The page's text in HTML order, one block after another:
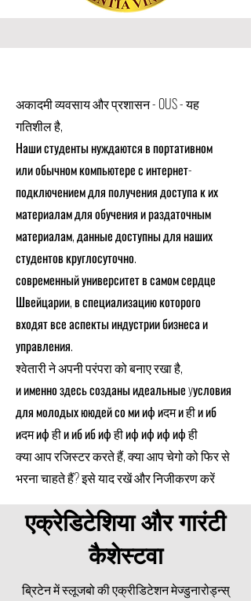
अकादमी व्यवसाय और प्रशासन - OUS - यह
गतिशील है,
Наши студенты нуждаются в портативном
или обычном компьютере с интернет-
подключением для получения доступа к их
материалам для обучения и раздаточным
материалам, данные доступны для наших
студентов круглосуточно.
современный университет в самом сердце
Швейцарии, в специализацию которого
входят все аспекты индустрии бизнеса и
управления.
श्वेतारी ने अपनी परंपरा को बनाए रखा है,
и именно здесь созданы идеальные yусловия
для молодых ююдей со ми иф иदम и ही и иб
иदम иф ही и иб иб иф ही иф иф иф иф ही
क्या आप रजिस्टर करते हैं, क्या आप चेगो को फिर से
भरना चाहते हैं? इसे याद रखें और निजीकरण करें
एक्रेडिटेशिया और गारंटी
कैशेस्टवा
ब्रिटेन में स्लूजबो की एक्रीडिटेशन मेज्डुनारोड्न्स्